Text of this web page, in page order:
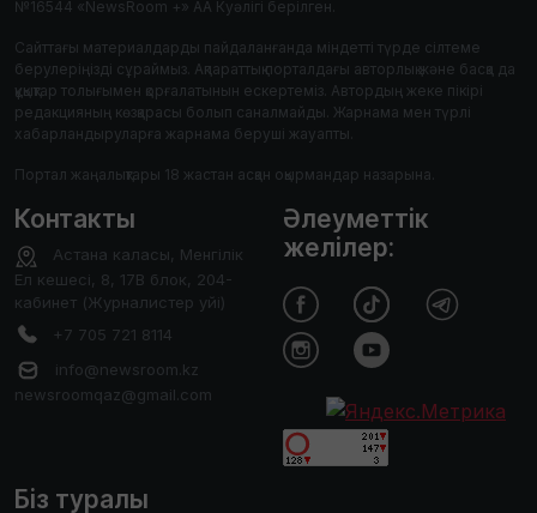
№16544 «NewsRoom +» АА Куәлігі берілген.
Сайттағы материалдарды пайдаланғанда міндетті түрде сілтеме
берулеріңізді сұраймыз. Ақпараттық порталдағы авторлық және басқа да
құқықтар толығымен қорғалатынын ескертеміз. Автордың жеке пікірі
редакцияның көзқарасы болып саналмайды. Жарнама мен түрлі
хабарландыруларға жарнама беруші жауапты.
Портал жаңалықтары 18 жастан асқан оқырмандар назарына.
Контакты
Астана каласы, Менгілік
Ел кешесі, 8, 17В блок, 204-
кабинет (Журналистер уйі)
+7 705 721 8114
info@newsroom.kz
newsroomqaz@gmail.com
Біз туралы
Әлеуметтік
желілер: